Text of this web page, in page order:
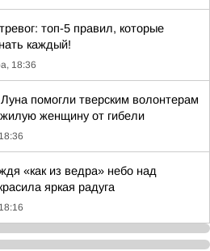
топ-5 правил, которые
каждый!
18:36
помогли тверским волонтерам
женщину от гибели
«как из ведра» небо над
яркая радуга